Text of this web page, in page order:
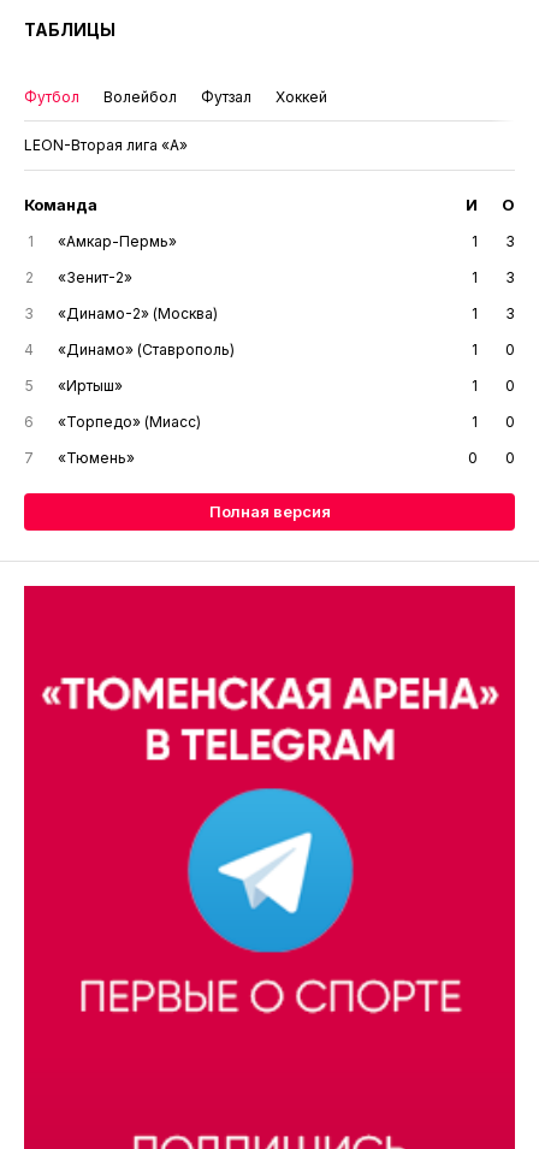
ТАБЛИЦЫ
Футбол Волейбол Футзал Хоккей
LEON-Вторая лига «А»
Команда И О
1 «Амкар-Пермь» 1
3
2
«Зенит-2» 1
3
3
«Динамо-2» (Москва) 1
3
4
«Динамо» (Ставрополь) 1
0
5
«Иртыш» 1
0
6
«Торпедо» (Миасс) 1
0
7
«Тюмень» 0 0
Полная версия